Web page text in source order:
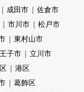
成田市
佐倉市
市川市
松戸市
東村山市
子市
立川市
港区
葛飾区